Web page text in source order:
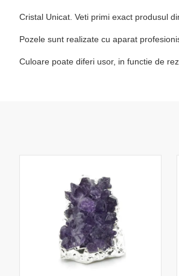
Cristal Unicat. Veti primi exact produsul
Pozele sunt realizate cu aparat
Culoare poate diferi usor, in functie de